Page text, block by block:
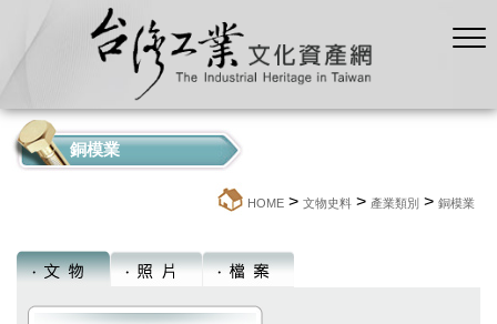
銅模業
HOME > 文物史料 > 產業類別 > 銅模業